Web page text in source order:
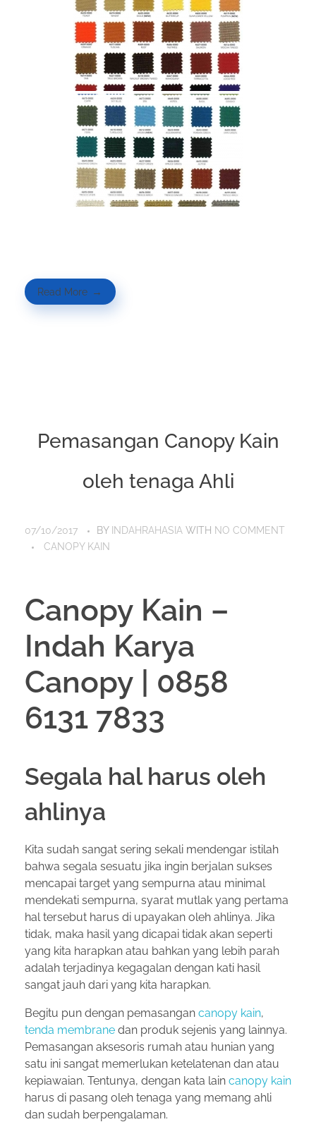
Read More
Pemasangan Canopy Kain
oleh tenaga Ahli
07/10/2017 BY INDAHRAHASIA WITH NO COMMENT
CANOPY KAIN
Canopy Kain –
Indah Karya
Canopy | 0858
6131 7833
Segala hal harus oleh
ahlinya
Kita sudah sangat sering sekali mendengar istilah
bahwa segala sesuatu jika ingin berjalan sukses
mencapai target yang sempurna atau minimal
mendekati sempurna, syarat mutlak yang pertama
hal tersebut harus di upayakan oleh ahlinya. Jika
tidak, maka hasil yang dicapai tidak akan seperti
yang kita harapkan atau bahkan yang lebih parah
adalah terjadinya kegagalan dengan kati hasil
sangat jauh dari yang kita harapkan.
Begitu pun dengan pemasangan canopy kain,
tenda membrane dan produk sejenis yang lainnya.
Pemasangan aksesoris rumah atau hunian yang
satu ini sangat memerlukan ketelatenan dan atau
kepiawaian. Tentunya, dengan kata lain canopy kain
harus di pasang oleh tenaga yang memang ahli
dan sudah berpengalaman.